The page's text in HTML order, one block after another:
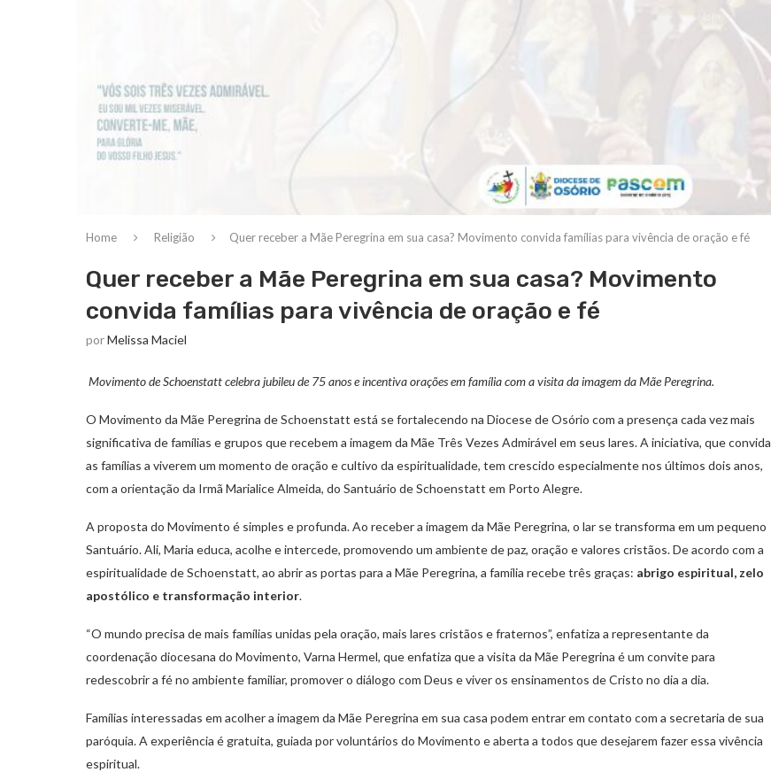
Home Religião Quer receber a Mãe Peregrina em sua casa? Movimento convida famílias para vivência de oração e fé
Quer receber a Mãe Peregrina em sua casa? Movimento
convida famílias para vivência de oração e fé
porMelissa Maciel
Movimento de Schoenstatt celebra jubileu de 75 anos e incentiva orações em família com a visita da imagem da Mãe Peregrina.
O Movimento da Mãe Peregrina de Schoenstatt está se fortalecendo na Diocese de Osório com a presença cada vez mais
significativa de famílias e grupos que recebem a imagem da Mãe Três Vezes Admirável em seus lares. A iniciativa, que convida
as famílias a viverem um momento de oração e cultivo da espiritualidade, tem crescido especialmente nos últimos dois anos,
com a orientação da Irmã Marialice Almeida, do Santuário de Schoenstatt em Porto Alegre.
A proposta do Movimento é simples e profunda. Ao receber a imagem da Mãe Peregrina, o lar se transforma em um pequeno
Santuário. Ali, Maria educa, acolhe e intercede, promovendo um ambiente de paz, oração e valores cristãos. De acordo com a
espiritualidade de Schoenstatt, ao abrir as portas para a Mãe Peregrina, a família recebe três graças: abrigo espiritual, zelo
apostólico e transformação interior.
“O mundo precisa de mais famílias unidas pela oração, mais lares cristãos e fraternos”, enfatiza a representante da
coordenação diocesana do Movimento, Varna Hermel, que enfatiza que a visita da Mãe Peregrina é um convite para
redescobrir a fé no ambiente familiar, promover o diálogo com Deus e viver os ensinamentos de Cristo no dia a dia.
Famílias interessadas em acolher a imagem da Mãe Peregrina em sua casa podem entrar em contato com a secretaria de sua
paróquia. A experiência é gratuita, guiada por voluntários do Movimento e aberta a todos que desejarem fazer essa vivência
espiritual.